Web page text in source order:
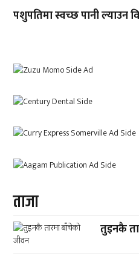
पशुपतिमा स्वच्छ पानी ल्याउन
ताजा
तुइनकै